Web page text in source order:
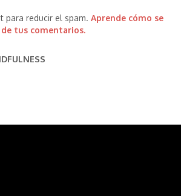
para reducir el spam. Aprende cómo se
tus comentarios.